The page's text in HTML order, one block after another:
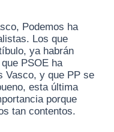
Podemos ha
Los que
ya habrán
PSOE ha
Vasco, y que PP se
esta última
porque
tan contentos.